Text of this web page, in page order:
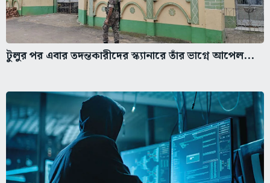
টুলুর পর এবার তদন্তকারীদের স্ক্যানারে তাঁর ভাগ্নে আপেল...